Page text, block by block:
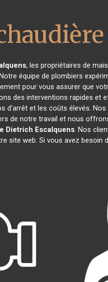
, les propriétaires de
équipe de plombiers
pour vous assurer que
des interventions rapides et
d'arrêt et les coûts élevés.
de notre travail et nous
Dietrich Escalquens. Nos
site web. Si vous avez besoin